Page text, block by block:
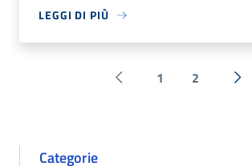
LEGGI DI PIÙ
Pagina precedente
1 2
Categorie